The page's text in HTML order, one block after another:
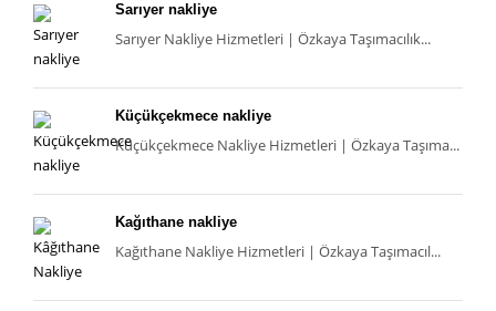
Sarıyer nakliye
Sarıyer Nakliye Hizmetleri | Özkaya Taşımacılık...
Küçükçekmece nakliye
Küçükçekmece Nakliye Hizmetleri | Özkaya Taşıma...
Kağıthane nakliye
Kağıthane Nakliye Hizmetleri | Özkaya Taşımacıl...